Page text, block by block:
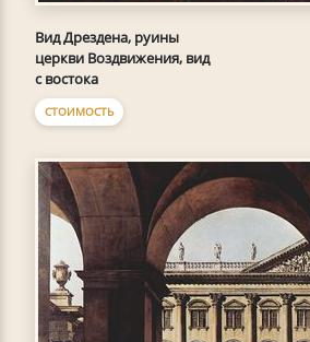
Вид Дрездена, руины
церкви Воздвижения, вид
с востока
СТОИМОСТЬ